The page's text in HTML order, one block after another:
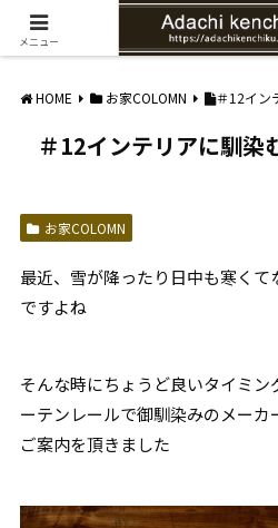
愛知県みよし市の工務店。自然素材を使
HOME お家COLOMN ＃12イン
＃12インテリアに馴染
お家COLOMN
最近、雪が降ったり日中も寒く
ですよね
そんな時にちょうど良いタイミン
ーテンレールで御馴染みのメー
ご案内を頂きました
メニュー